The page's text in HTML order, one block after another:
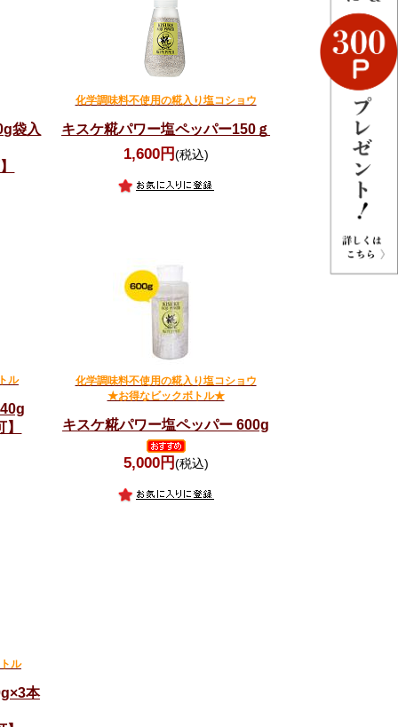
袋入
化学調味料不使用の糀入り塩コショウ
キスケ糀パワー塩ペッパー150ｇ
1,600円(税込)
ル
化学調味料不使用の糀入り塩コショウ
★お得なビックボトル★
キスケ糀パワー塩ペッパー 600g
5,000円(税込)
ル
本